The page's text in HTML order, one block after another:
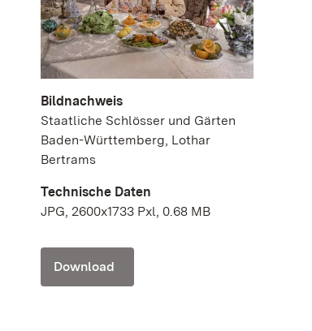
Bildnachweis
Staatliche Schlösser und Gärten
Baden-Württemberg, Lothar
Bertrams
Technische Daten
JPG, 2600x1733 Pxl, 0.68 MB
Download